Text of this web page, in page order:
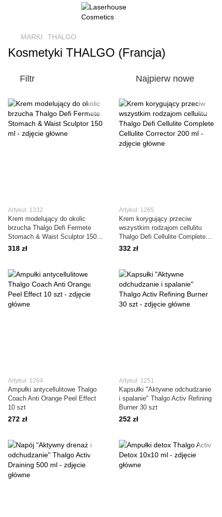
MARKI THALGO
Kosmetyki THALGO (Francja)
Filtr Najpierw nowe
Artykuł: 1332
Krem modelujący do okolic
brzucha Thalgo Defi Fermete
Stomach & Waist Sculptor 150
ml
318 zł
Artykuł: 1265
Krem korygujący przeciw
wszystkim rodzajom cellulitu
Thalgo Defi Cellulite Complete
Cellulite Corrector 200 ml
332 zł
Artykuł: 1264
Ampułki antycellulitowe Thalgo
Coach Anti Orange Peel Effect
10 szt
272 zł
Artykuł: 1251
Kapsułki "Aktywne odchudzanie
i spalanie" Thalgo Activ Refining
Burner 30 szt
252 zł